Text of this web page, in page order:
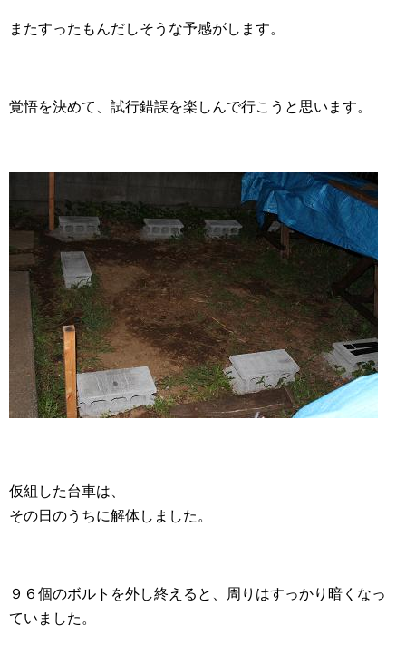
またすったもんだしそうな予感がします。
覚悟を決めて、試行錯誤を楽しんで行こうと思います。
仮組した台車は、
その日のうちに解体しました。
９６個のボルトを外し終えると、周りはすっかり暗くなっ
ていました。